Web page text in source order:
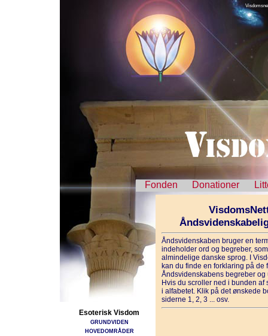
Fonden Donationer
Esoterisk Visdom
GRUNDVIDEN
HOVEDOMRÅDER
Åndsvidenskaben bruger en
indeholder ord og begreber,
almindelige danske sprog. I
kan du finde en forklaring på de
Åndsvidenskabens begreber og
Hvis du scroller ned i bunden
i alfabetet. Klik på det ønskede
siderne 1, 2, 3 ... osv.